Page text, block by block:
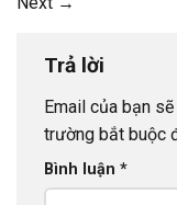
Trả lời
Email của bạn
trường bắt buộc
Bình luận *